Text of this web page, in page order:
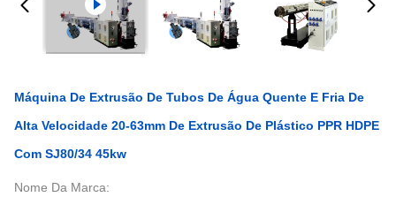
Máquina De Extrusão De Tubos De Água Quente E Fria De
Alta Velocidade 20-63mm De Extrusão De Plástico PPR HDPE
Com SJ80/34 45kw
Nome Da Marca: